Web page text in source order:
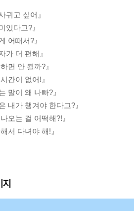
귀고 싶어』
있다고?』
어때서?』
가 더 편해』
면 안 될까?』
간이 없어!』
말이 왜 나빠?』
내가 챙겨야 한다고?』
오는 걸 어떡해?!』
서 다녀야 해!』
지